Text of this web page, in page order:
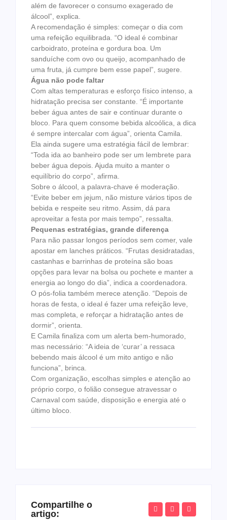
além de favorecer o consumo exagerado de
álcool”, explica.
A recomendação é simples: começar o dia com
uma refeição equilibrada. “O ideal é combinar
carboidrato, proteína e gordura boa. Um
sanduíche com ovo ou queijo, acompanhado de
uma fruta, já cumpre bem esse papel”, sugere.
Água não pode faltar
Com altas temperaturas e esforço físico intenso, a
hidratação precisa ser constante. “É importante
beber água antes de sair e continuar durante o
bloco. Para quem consome bebida alcoólica, a dica
é sempre intercalar com água”, orienta Camila.
Ela ainda sugere uma estratégia fácil de lembrar:
“Toda ida ao banheiro pode ser um lembrete para
beber água depois. Ajuda muito a manter o
equilíbrio do corpo”, afirma.
Sobre o álcool, a palavra-chave é moderação.
“Evite beber em jejum, não misture vários tipos de
bebida e respeite seu ritmo. Assim, dá para
aproveitar a festa por mais tempo”, ressalta.
Pequenas estratégias, grande diferença
Para não passar longos períodos sem comer, vale
apostar em lanches práticos. “Frutas desidratadas,
castanhas e barrinhas de proteína são boas
opções para levar na bolsa ou pochete e manter a
energia ao longo do dia”, indica a coordenadora.
O pós-folia também merece atenção. “Depois de
horas de festa, o ideal é fazer uma refeição leve,
mas completa, e reforçar a hidratação antes de
dormir”, orienta.
E Camila finaliza com um alerta bem-humorado,
mas necessário: “A ideia de ‘curar’ a ressaca
bebendo mais álcool é um mito antigo e não
funciona”, brinca.
Com organização, escolhas simples e atenção ao
próprio corpo, o folião consegue atravessar o
Carnaval com saúde, disposição e energia até o
último bloco.
Compartilhe o
artigo: